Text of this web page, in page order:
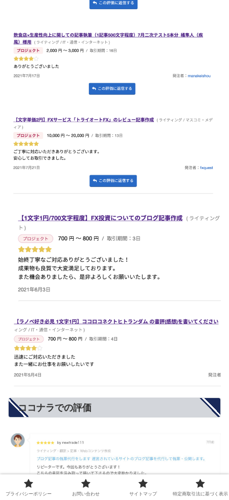
ココナラでの評価
プライバシーポリシー お問い合わせ サイトマップ 特定商取引法に基づく表示